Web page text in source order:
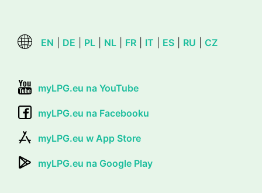
EN DE PL NL FR IT ES RU CZ
myLPG.eu na YouTube
myLPG.eu na Facebooku
myLPG.eu w App Store
myLPG.eu na Google Play